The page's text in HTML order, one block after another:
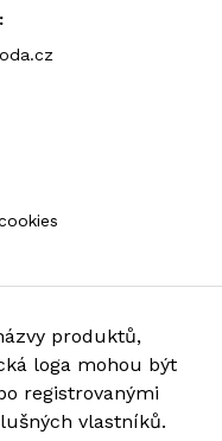
produktů,
loga mohou být
registrovanými
vlastníků.